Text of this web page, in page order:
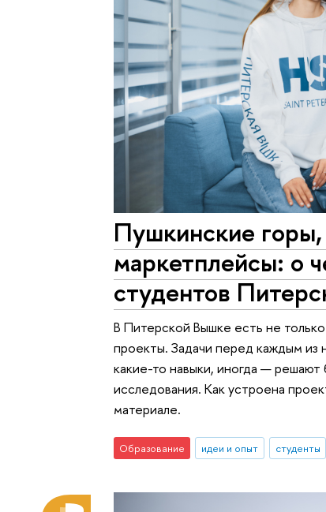
Пушкинские
маркетплейсы: о
студентов
В Питерской Вышке есть не
проекты. Задачи перед каждым из
какие-то навыки, иногда —
исследования. Как устроена
материале.
Образование идеи и опыт студенты